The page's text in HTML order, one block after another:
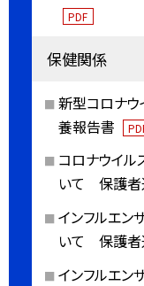
PDF
保健関係
新型コロナ
養報告書
コロナウイ
いて 保護者
インフルエン
いて 保護者
インフルエン